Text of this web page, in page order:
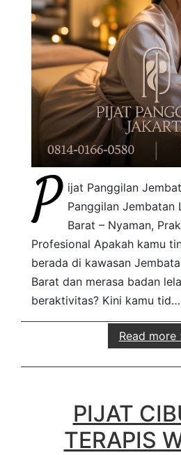
P ijat Panggilan
Panggilan Jembatan
Barat – Nyaman,
Profesional Apakah kamu
berada di kawasan
Barat dan merasa badan
beraktivitas? Kini kamu tid…
Read more
PIJAT
TERAPIS